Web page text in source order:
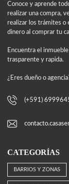
Conoce y aprende
realizar una compra,
realizar los trámites o
dinero al comprar tu
Encuentra el
trasparente y rapida.
¿Eres dueño o
(+591)
CATEGORÍAS
BARRIOS Y ZONAS